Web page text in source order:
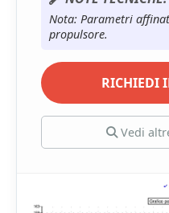
Nota: Parametri
propulsore.
RICHIEDI
Vedi